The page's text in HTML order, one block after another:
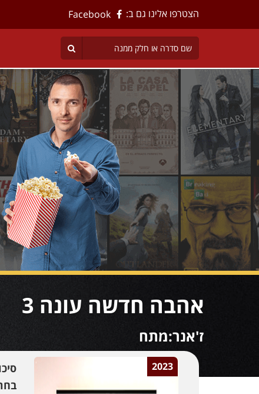
הצטרפו אלינו גם ב: Facebook
ישירה
אהבה חדשה עונה 3
ז'אנר:מתח
2023